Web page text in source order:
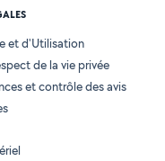
et d'Utilisation
de la vie privée
et contrôle des avis